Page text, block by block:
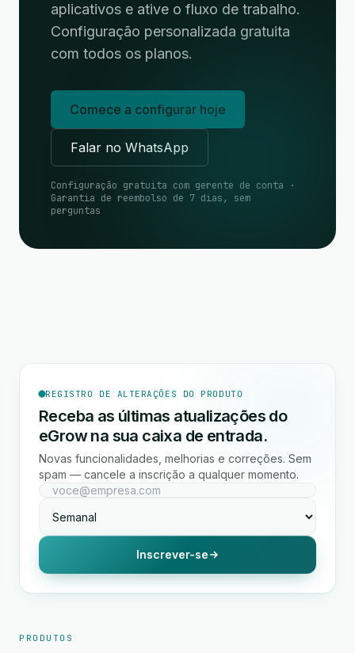
aplicativos e ative o fluxo de trabalho.
Configuração personalizada gratuita
com todos os planos.
Comece a configurar hoje
Falar no WhatsApp
Configuração gratuita com gerente de conta ·
Garantia de reembolso de 7 dias, sem
perguntas
REGISTRO DE ALTERAÇÕES DO PRODUTO
Receba as últimas atualizações do
eGrow na sua caixa de entrada.
Novas funcionalidades, melhorias e correções. Sem
spam — cancele a inscrição a qualquer momento.
Inscrever-se
PRODUTOS